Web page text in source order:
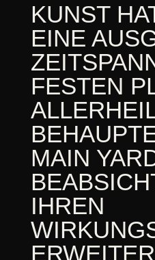
KUNST
EINE
FESTEN
MAIN
IHREN